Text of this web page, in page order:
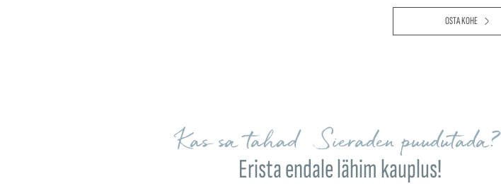
OSTA KOHE
Kas sa tahad Sieraden puudutada?
Erista endale lähim kauplus!